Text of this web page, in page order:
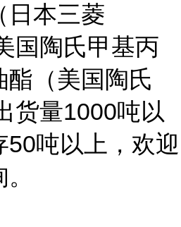
日本三菱
国陶氏甲基丙
（美国陶氏
货量1000吨以
50吨以上，欢迎